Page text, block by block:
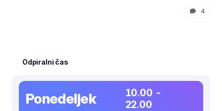
4
Odpiralni čas
Ponedeljek
10.00 -
22.00